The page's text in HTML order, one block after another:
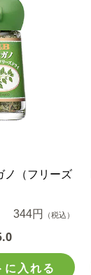
（フリーズ
344円
（税込）
に入れる